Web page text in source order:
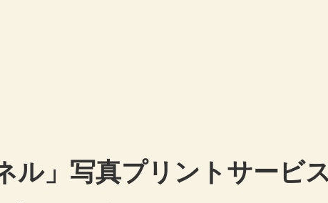
ル」写真プリントサービ